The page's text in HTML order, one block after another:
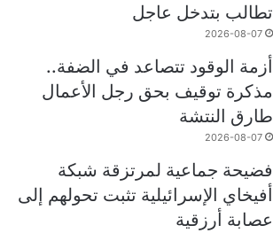
تطالب بتدخل عاجل
2026-08-07
أزمة الوقود تتصاعد في الضفة..
مذكرة توقيف بحق رجل الأعمال
طارق النتشة
2026-08-07
فضيحة جماعية لمرتزقة شبكة
أفيخاي الإسرائيلية تثبت تحولهم إلى
عصابة أرزقية